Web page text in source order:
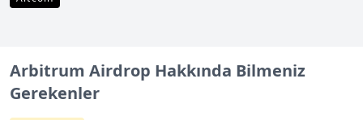
Arbitrum Airdrop Hakkında Bilmeniz
Gerekenler